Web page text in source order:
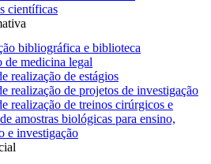
científicas
bibliográfica e biblioteca
de medicina legal
realização de estágios
realização de projetos de investigação
realização de treinos cirúrgicos e
amostras biológicas para ensino,
e investigação